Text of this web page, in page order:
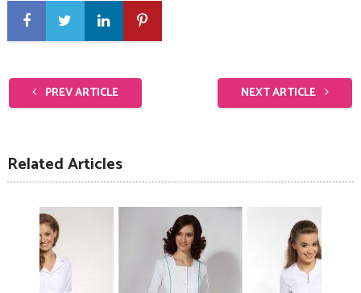
PREV ARTICLE NEXT ARTICLE
Related Articles